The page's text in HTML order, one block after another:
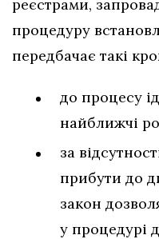
реєстрами,
процедуру
передбачає такі
до процесу
найближчі
за
прибути до
закон
у процедурі